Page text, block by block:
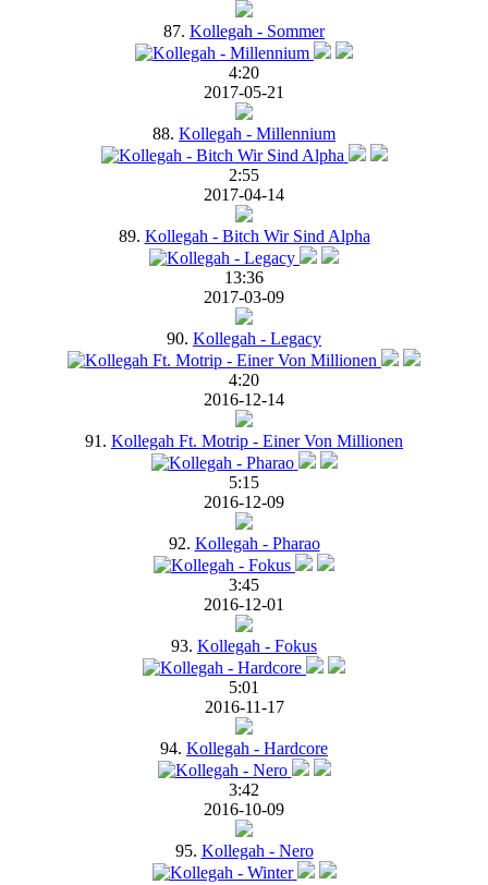
87. Kollegah - Sommer
4:20
2017-05-21
88. Kollegah - Millennium
2:55
2017-04-14
89. Kollegah - Bitch Wir Sind Alpha
13:36
2017-03-09
90. Kollegah - Legacy
4:20
2016-12-14
91. Kollegah Ft. Motrip - Einer Von Millionen
5:15
2016-12-09
92. Kollegah - Pharao
3:45
2016-12-01
93. Kollegah - Fokus
5:01
2016-11-17
94. Kollegah - Hardcore
3:42
2016-10-09
95. Kollegah - Nero